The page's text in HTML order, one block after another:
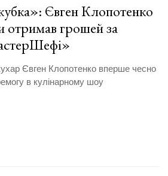
Євген Клопотенко
отримав грошей за
Євген Клопотенко вперше чесно
в кулінарному шоу